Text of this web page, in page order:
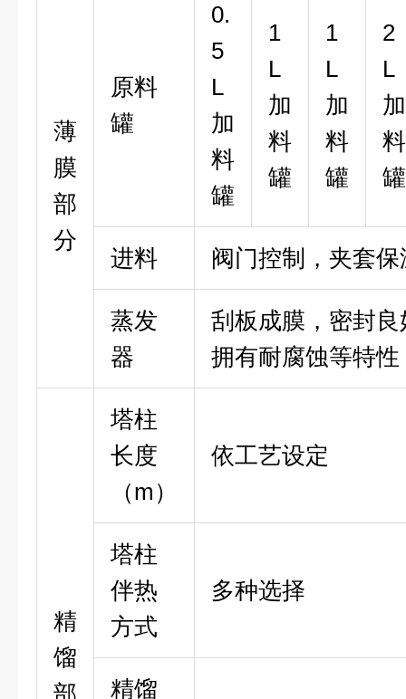
薄
膜
部
分
原料
罐
0.
5
L
加
料
罐
1
L
加
料
罐
1
L
加
料
罐
2
L
加
料
罐
进料 阀门控制，夹套保
蒸发
器
刮板成膜，密封良
拥有耐腐蚀等特性
精
馏
部
塔柱
长度
（m）
依工艺设定
塔柱
伴热
方式
多种选择
精馏